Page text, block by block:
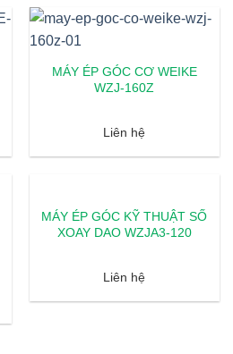
MÁY ÉP GÓC CƠ WEIKE
WZJ-160Z
Liên hệ
MÁY ÉP GÓC KỸ THUẬT SỐ
XOAY DAO WZJA3-120
Liên hệ